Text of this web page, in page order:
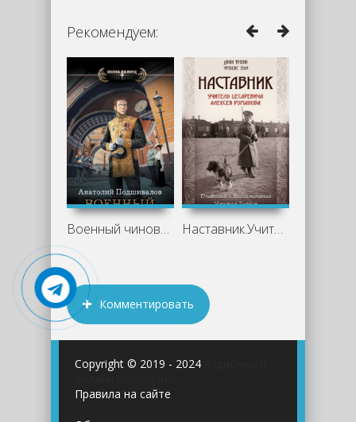
Рекомендуем:
Военный чиновник - Анатолий Подшивалов Наставник.Учитель Цесаревича Алексея
Комментировать
Copyright © 2019 - 2024
Правила на сайте